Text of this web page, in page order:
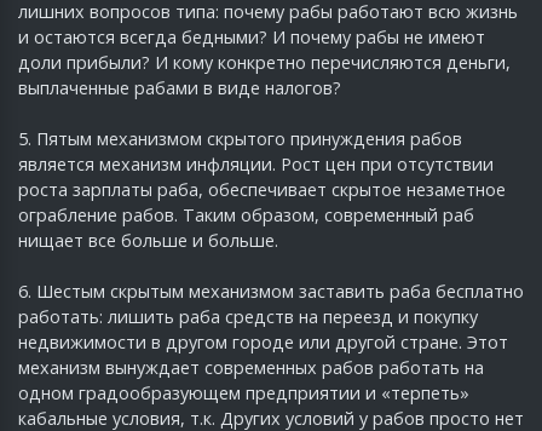
лишних вопросов типа: почему рабы работают всю жизнь
и остаются всегда бедными? И почему рабы не имеют
доли прибыли? И кому конкретно перечисляются деньги,
выплаченные рабами в виде налогов?
5. Пятым механизмом скрытого принуждения рабов
является механизм инфляции. Рост цен при отсутствии
роста зарплаты раба, обеспечивает скрытое незаметное
ограбление рабов. Таким образом, современный раб
нищает все больше и больше.
6. Шестым скрытым механизмом заставить раба бесплатно
работать: лишить раба средств на переезд и покупку
недвижимости в другом городе или другой стране. Этот
механизм вынуждает современных рабов работать на
одном градообразующем предприятии и «терпеть»
кабальные условия, т.к. Других условий у рабов просто нет